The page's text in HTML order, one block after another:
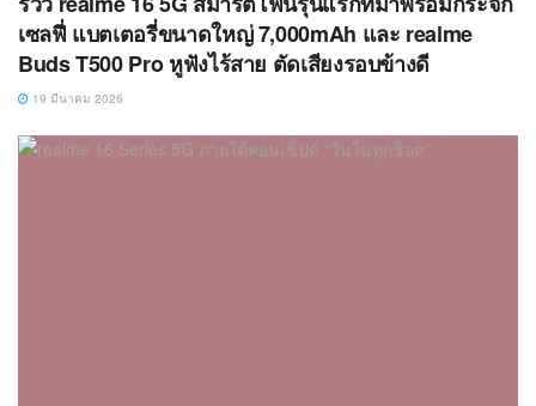
เซลฟี่ แบตเตอรี่ขนาดใหญ่ 7,000mAh และ realme
Buds T500 Pro หูฟังไร้สาย ตัดเสียงรอบข้างดี
19 มีนาคม 2026